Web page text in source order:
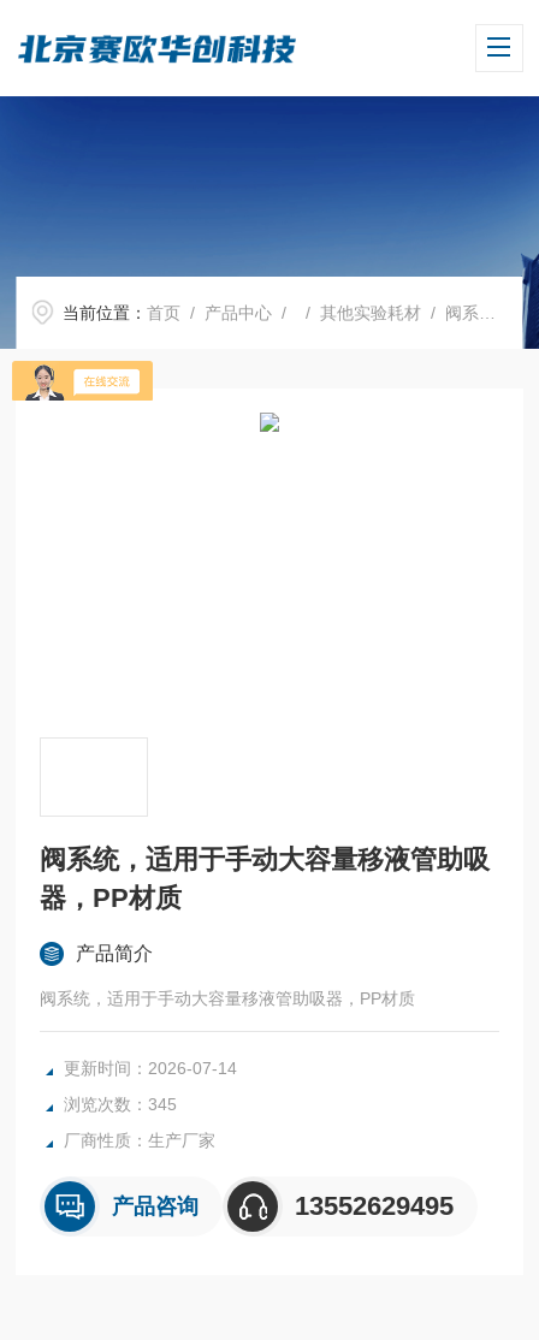
当前位置：首页 / 产品中心 / /其他实验耗材 / 阀系统，适用于手动大容量移液管助吸器，PP材质
阀系统，适用于手动大容量移液管助吸
器，PP材质
产品简介
阀系统，适用于手动大容量移液管助吸器，PP材质
更新时间：2026-07-14
浏览次数：345
厂商性质：生产厂家
产品咨询 13552629495